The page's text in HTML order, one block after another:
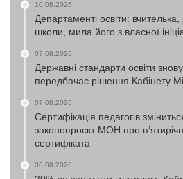
10.08.2026
Департаменті освіти:
школи, мила його з власної
07.08.2026
Державні стандарти освіти
передбачає рішення Кабінету
07.08.2026
Сертифікація педагогів
законопроєкт МОН про
сертифіката
06.08.2026